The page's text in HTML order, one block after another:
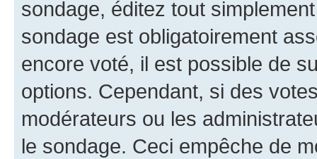
sondage, éditez tout
sondage est obligatoirement
encore voté, il est possible de
options. Cependant, si des
modérateurs ou les
le sondage. Ceci empêche de